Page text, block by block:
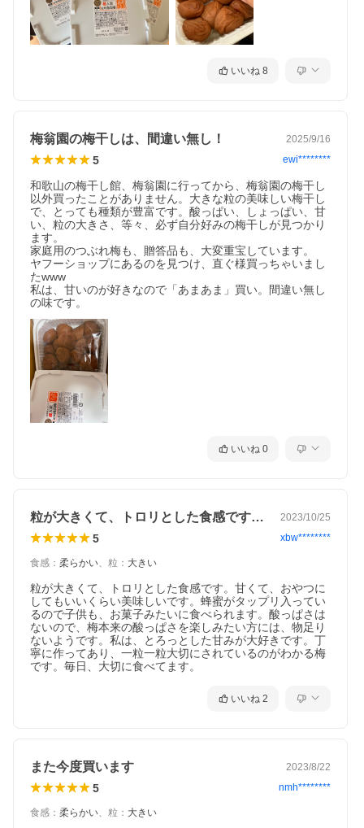
いいね 8
梅翁園の梅干しは、間違い無し！ 2025/9/16
5 ewi********
和歌山の梅干し館、梅翁園に行ってから、梅翁園の梅干し
以外買ったことがありません。大きな粒の美味しい梅干し
で、とっても種類が豊富です。酸っぱい、しょっぱい、甘
い、粒の大きさ、等々、必ず自分好みの梅干しが見つかり
ます。
家庭用のつぶれ梅も、贈答品も、大変重宝しています。
ヤフーショップにあるのを見つけ、直ぐ様買っちゃいまし
たwww
私は、甘いのが好きなので「あまあま」買い。間違い無し
の味です。
いいね 0
粒が大きくて、トロリとした食感です。甘… 2023/10/25
5 xbw********
食感 ： 柔らかい、 粒 ： 大きい
粒が大きくて、トロリとした食感です。甘くて、おやつに
してもいいくらい美味しいです。蜂蜜がタップリ入ってい
るので子供も、お菓子みたいに食べられます。酸っぱさは
ないので、梅本来の酸っぱさを楽しみたい方には、物足り
ないようです。私は、とろっとした甘みが大好きです。丁
寧に作ってあり、一粒一粒大切にされているのがわかる梅
いいね 2
また今度買います 2023/8/22
5 nmh********
食感 ： 柔らかい、 粒 ： 大きい